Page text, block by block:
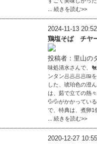
... 続きを読む>>
2024-11-13
鶏塩そば チヤ
投稿者：里山の
味処清水さんで、
ンタン🥟🥟🥟🥟🍱
した、琥珀色の澄
は、茹で立ての熱
💦💦がかかってい
で、特典は、煮卵1
... 続きを読む>>
2020-12-27